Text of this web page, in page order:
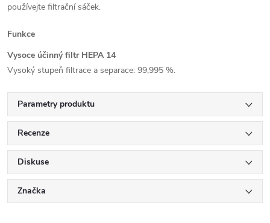
používejte filtrační sáček.
Funkce
Vysoce účinný filtr HEPA 14
Vysoký stupeň filtrace a separace: 99,995 %.
Parametry produktu
Recenze
Diskuse
Značka